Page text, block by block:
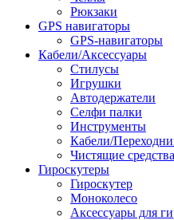
Рюкзаки
GPS навигаторы
GPS-навигаторы
Кабели/Аксессуары
Стилусы
Игрушки
Автодержатели
Селфи палки
Инструменты
Кабели/
Чистящие средства
Гироскутеры
Гироскутер
Моноколесо
Аксессуары для